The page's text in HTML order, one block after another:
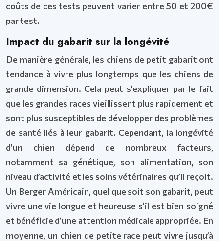
coûts de ces tests peuvent varier entre 50 et 200€
par test.
Impact du gabarit sur la longévité
De manière générale, les chiens de petit gabarit ont
tendance à vivre plus longtemps que les chiens de
grande dimension. Cela peut s’expliquer par le fait
que les grandes races vieillissent plus rapidement et
sont plus susceptibles de développer des problèmes
de santé liés à leur gabarit. Cependant, la longévité
d’un chien dépend de nombreux facteurs,
notamment sa génétique, son alimentation, son
niveau d’activité et les soins vétérinaires qu’il reçoit.
Un Berger Américain, quel que soit son gabarit, peut
vivre une vie longue et heureuse s’il est bien soigné
et bénéficie d’une attention médicale appropriée. En
moyenne, un chien de petite race peut vivre jusqu’à